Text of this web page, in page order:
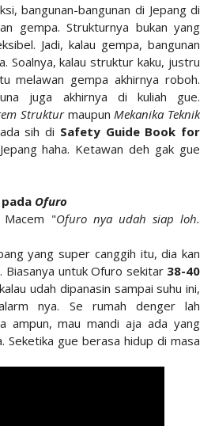
bangunan-bangunan di Jepang di
gempa. Strukturnya bukan yang
Jadi, kalau gempa, bangunan
Soalnya, kalau struktur kaku, justru
melawan gempa akhirnya roboh.
juga akhirnya di kuliah gue.
Strukturmaupun Mekanika Teknik
sih di Safety Guide Book for
haha. Ketawan deh gak gue
Ofuro
Macem "Ofuro nya udah siap loh.
yang super canggih itu, dia kan
Biasanya untuk Ofuro sekitar 38-40
udah dipanasin sampai suhu ini,
nya. Se rumah denger lah
ampun, mau mandi aja ada yang
Seketika gue berasa hidup di masa